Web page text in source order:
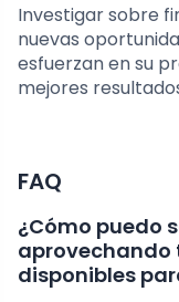
Investigar sobre
nuevas
esfuerzan en su
mejores
FAQ
¿Cómo puedo
aprovechando
disponibles